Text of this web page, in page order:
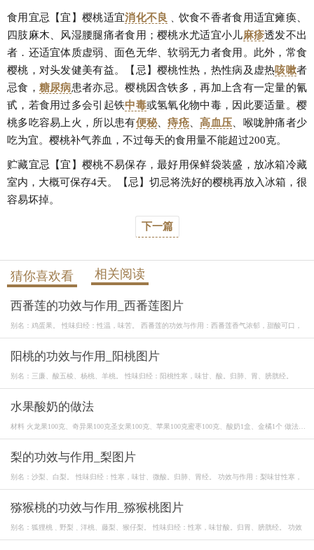
食用宜忌【宜】樱桃适宜消化不良 ﹑饮食不香者食用适宜瘫痪、
四肢麻木、风湿腰腿痛者食用；樱桃水尤适宜小儿麻疹透发不出
者．还适宜体质虚弱、面色无华、软弱无力者食用。此外，常食
樱桃，对头发健美有益。【忌】樱桃性热，热性病及虚热咳嗽者
忌食， 糖尿病患者亦忌。樱桃因含铁多，再加上含有一定量的氰
甙，若食用过多会引起铁中毒或氢氧化物中毒，因此要适量。樱
桃多吃容易上火，所以患有便秘、痔疮、高血压、喉咙肿痛者少
吃为宜。樱桃补气养血，不过每天的食用量不能超过200克。
贮藏宜忌【宜】樱桃不易保存，最好用保鲜袋装盛，放冰箱冷藏
室内，大概可保存4天。【忌】切忌将洗好的樱桃再放入冰箱，很
容易坏掉。
下一篇
猜你喜欢看 相关阅读
西番莲的功效与作用_西番莲图片
别名：鸡蛋果。 性味归经：性温，味苦。 西番莲的功效与作用：西番莲香气浓郁，甜酸可口，
阳桃的功效与作用_阳桃图片
别名：三廉、酸五棱、杨桃、羊桃。 性味归经：阳桃性寒，味甘、酸。归肺、胃、膀胱经。
水果酸奶的做法
材料 火龙果100克、奇异果100克圣女果100克、苹果100克蜜枣100克、酸奶1盒、金橘1个 做法 1.
梨的功效与作用_梨图片
别名：沙梨、白梨。 性味归经：性寒，味甘、微酸。归肺、胃经。 功效与作用：梨味甘性寒，
猕猴桃的功效与作用_猕猴桃图片
别名：狐狸桃﹑野梨﹑洋桃、藤梨、猴仔梨。 性味归经：性寒，味甘酸。归胃、膀胱经。 功效